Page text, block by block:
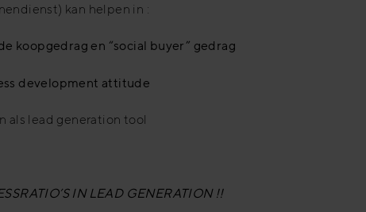
kan helpen in :
koopgedrag en “social buyer” gedrag
development attitude
als lead generation tool
IN LEAD GENERATION !!